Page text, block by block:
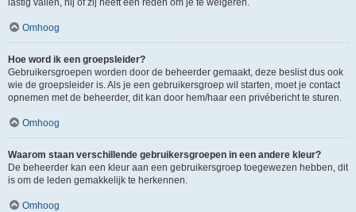
lastig vallen, hij of zij heeft een reden om je te weigeren.
Omhoog
Hoe word ik een groepsleider?
Gebruikersgroepen worden door de beheerder gemaakt, deze beslist dus ook
wie de groepsleider is. Als je een gebruikersgroep wil starten, moet je contact
opnemen met de beheerder, dit kan door hem/haar een privébericht te sturen.
Omhoog
Waarom staan verschillende gebruikersgroepen in een andere kleur?
De beheerder kan een kleur aan een gebruikersgroep toegewezen hebben, dit
is om de leden gemakkelijk te herkennen.
Omhoog